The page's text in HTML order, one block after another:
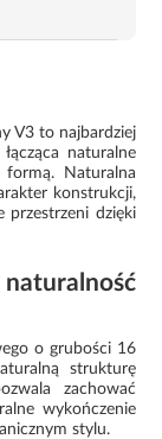
V3 to najbardziej
naturalne
formą. Naturalna
konstrukcji,
przestrzeni dzięki
naturalność
o grubości 16
strukturę
zachować
wykończenie
stylu.